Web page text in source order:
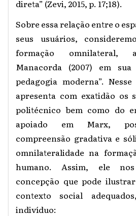
direta” (Zevi, 2015, p. 17;18).
Sobre essa relação entre o
seus usuários,
formação omnilateral,
Manacorda (2007) em
pedagogia moderna”.
apresenta com exatidão os
politécnico bem como do
apoiado em Marx,
compreensão gradativa e
omnilateralidade na
humano. Assim, ele
concepção que pode
contexto social
indivíduo: